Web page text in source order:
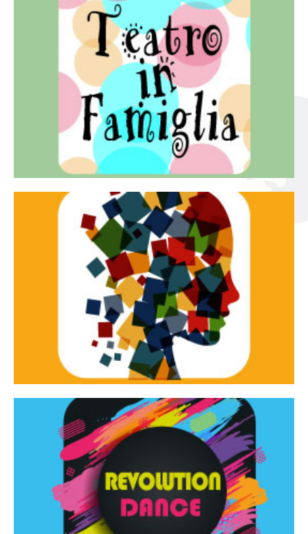
Teatro in famiglia
Teatro In Famiglia è una rassegna di teatro concepita
per far condividere e godere del teatro all’intera
famiglia.
Continua
Tracce dinamiche
Tracce Dinamiche è una rassegna di teatro
d’innovazione e sperimentale.
Continua
Revolution Dance
Rassegna di danza contemporanea – I Edizione